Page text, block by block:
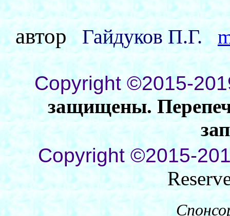
автор Гайдуков П.Г.
Copyright ©2015-
защищены.
Copyright ©2015-